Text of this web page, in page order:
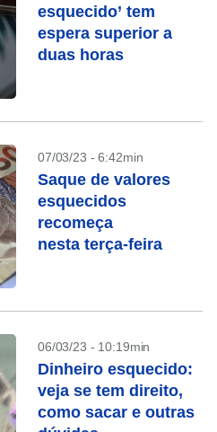
esquecido’ tem
espera superior a
duas horas
07/03/23 - 6:42min
Saque de valores
esquecidos
recomeça
nesta terça-feira
06/03/23 - 10:19min
Dinheiro esquecido:
veja se tem direito,
como sacar e outras